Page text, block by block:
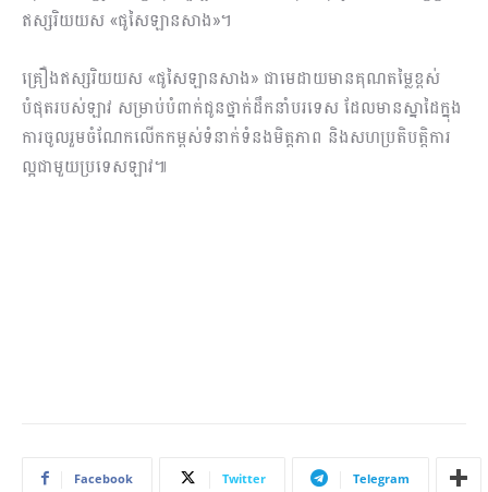
ឥស្សរិយយស «ផូសៃឡានសាង»។
គ្រឿងឥស្សរិយយស «ផូសៃឡានសាង» ជាមេដាយមានគុណ​តម្លៃខ្ពស់​
បំផុត​​របស់ឡាវ សម្រាប់បំពាក់ជូនថ្នាក់ដឹកនាំបរទេស ដែលមានស្នាដៃក្នុង
ការ​ចូលរួមចំណែក​លើកកម្ពស់ទំនាក់ទំនងមិត្តភាព និងសហប្រតិបត្តិការ
ល្អជាមួយប្រទេសឡាវ៕
Facebook Twitter Telegram